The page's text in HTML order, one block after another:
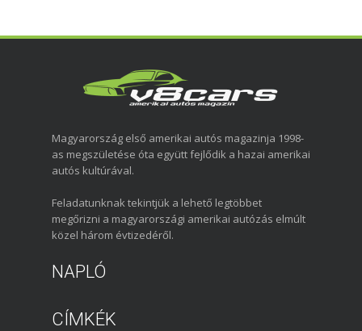
Magyarország első amerikai autós magazinja 1998-
as megszületése óta együtt fejlődik a hazai amerikai
autós kultúrával.
Feladatunknak tekintjük a lehető legtöbbet
megőrizni a magyarországi amerikai autózás elmúlt
közel három évtizedéről.
NAPLÓ
CÍMKÉK